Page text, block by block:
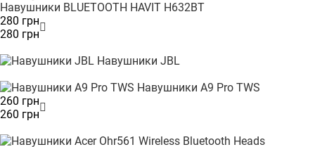
Навушники BLUETOOTH HAVIT H632BT
280 грн
280 грн
Навушники JBL
Навушники A9 Pro TWS
260 грн
260 грн